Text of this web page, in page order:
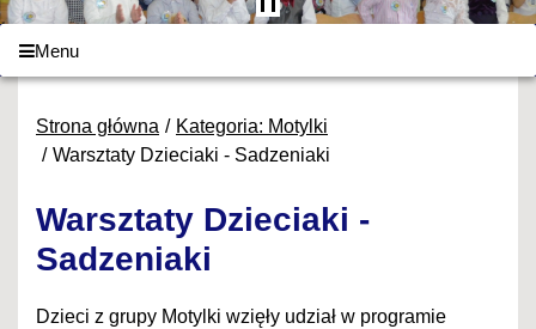
Menu
Strona główna
Kategoria: Motylki
Warsztaty Dzieciaki - Sadzeniaki
Warsztaty Dzieciaki -
Sadzeniaki
Dzieci z grupy Motylki wzięły udział w programie